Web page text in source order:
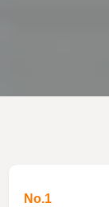
No.1